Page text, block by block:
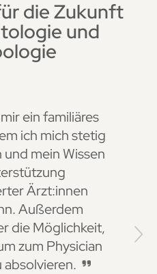
die Zukunft
und
ein familiäres
ich mich stetig
mein Wissen
Ärzt:innen
Außerdem
die Möglichkeit,
zum Physician
absolvieren.